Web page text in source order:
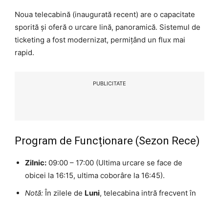
Noua telecabină (inaugurată recent) are o capacitate
sporită și oferă o urcare lină, panoramică. Sistemul de
ticketing a fost modernizat, permițând un flux mai
rapid.
PUBLICITATE
Program de Funcționare (Sezon Rece)
Zilnic: 09:00 – 17:00 (Ultima urcare se face de
obicei la 16:15, ultima coborâre la 16:45).
Notă: În zilele de Luni, telecabina intră frecvent în